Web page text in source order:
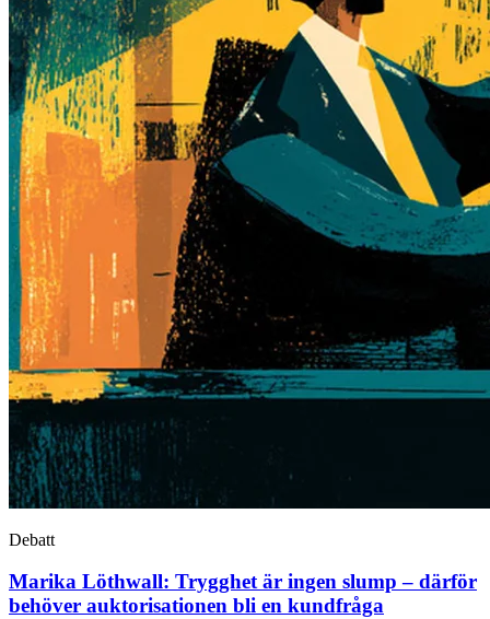
Debatt
Marika Löthwall: Trygghet är ingen slump – därför
behöver auktorisationen bli en kundfråga